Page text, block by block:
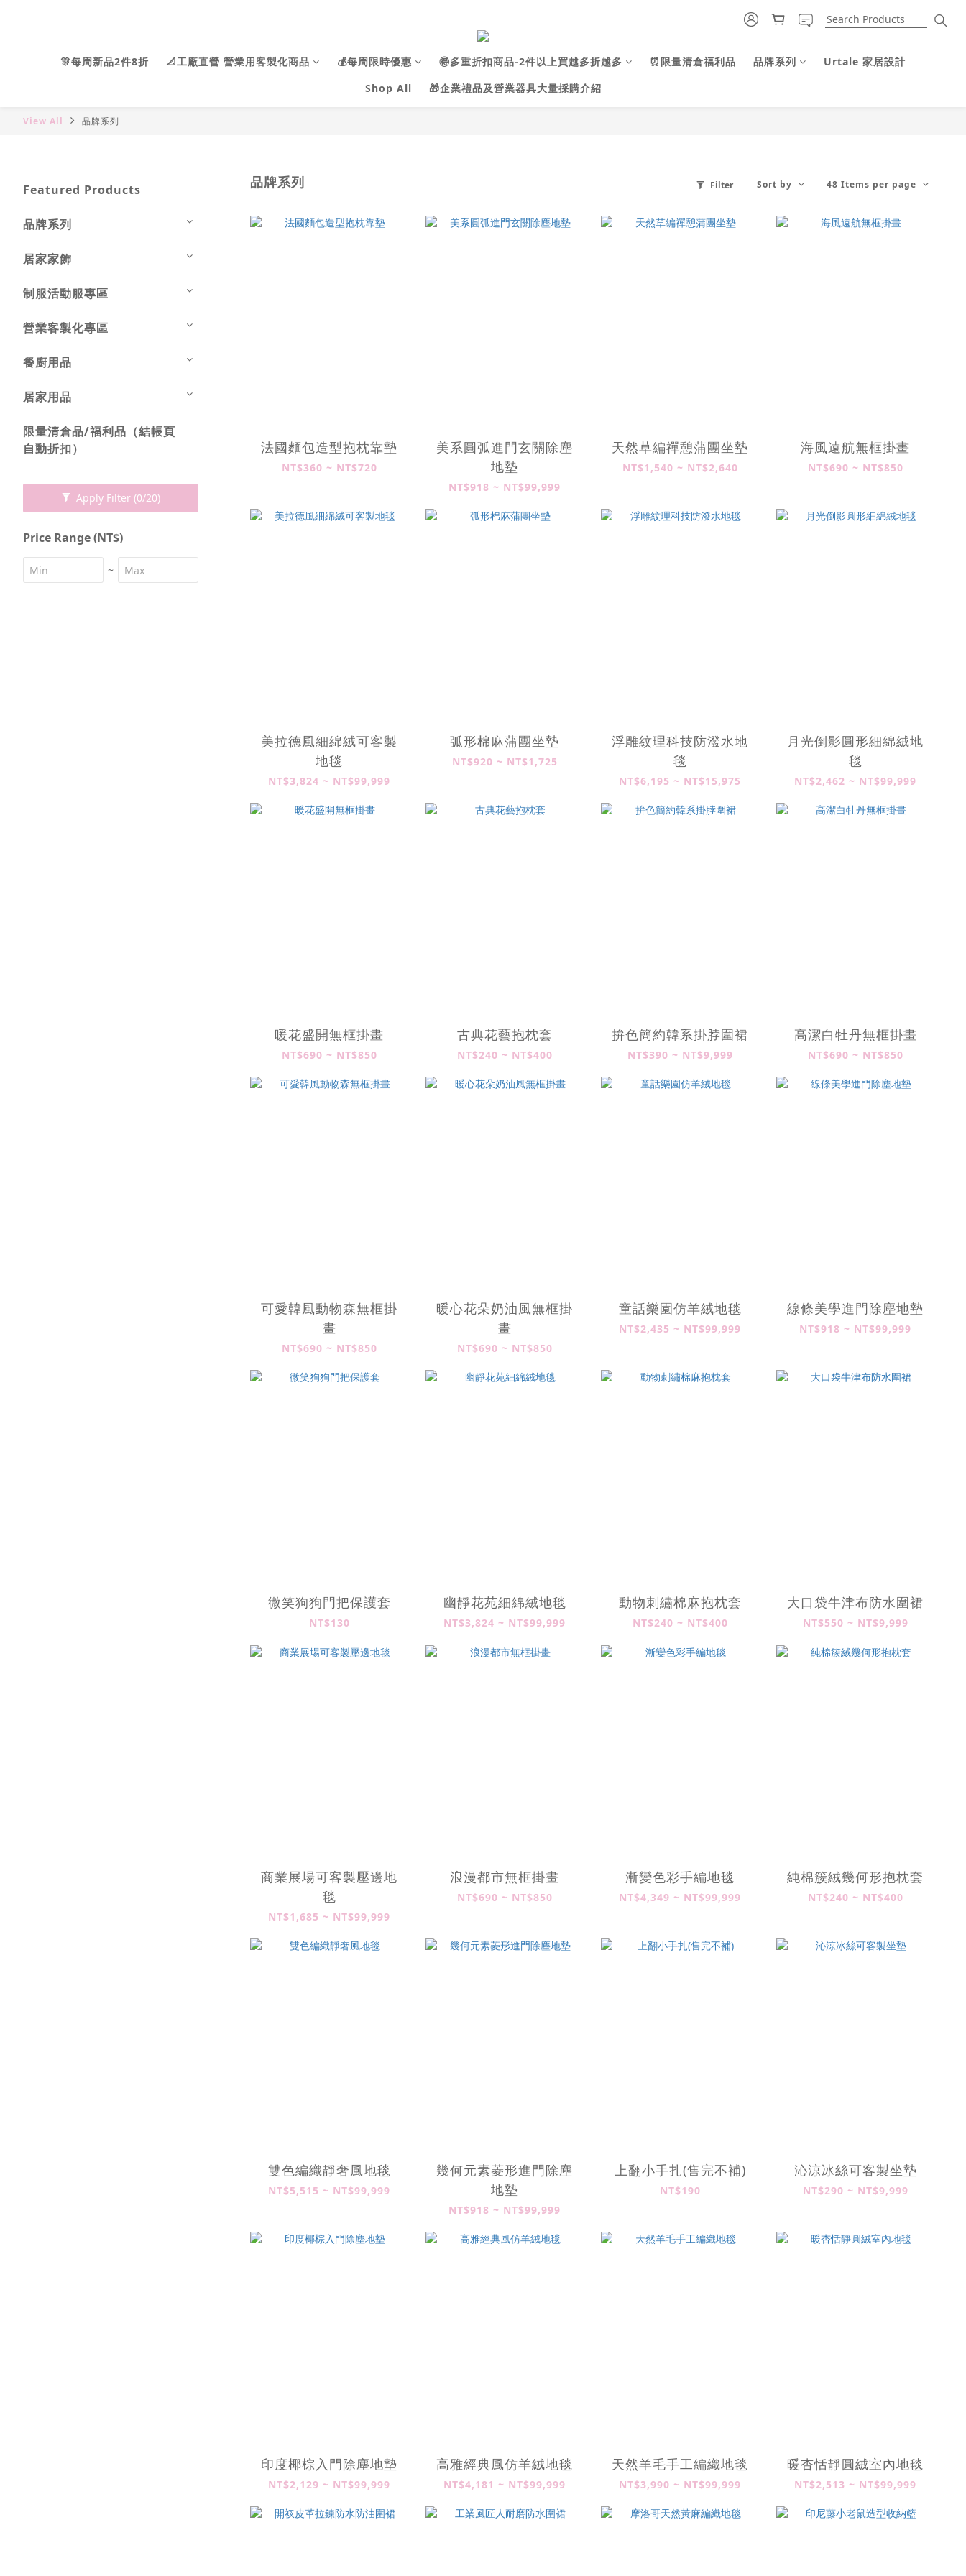
🎊每周新品2件8折 📐工廠直營 營業用客製化商品 💰每周限時優惠 🉐多重折扣商品-2件以上買越多折越多 ⏰限量清倉福利品 品牌系列
Urtale 家居設計
Shop All
🎁企業禮品及營業器具大量採購介紹
View All 品牌系列
Featured Products
品牌系列
居家家飾
制服活動服專區
營業客製化專區
餐廚用品
居家用品
限量清倉品/福利品（結帳頁
自動折扣）
Apply Filter (0/20)
Price Range (NT$)
~
品牌系列 Filter Sort by 48 Items per page
法國麵包造型抱枕靠墊
NT$360 ~ NT$720
美系圓弧進門玄關除塵
地墊
NT$918 ~ NT$99,999
天然草編禪憩蒲團坐墊
NT$1,540 ~ NT$2,640
海風遠航無框掛畫
NT$690 ~ NT$850
美拉德風細綿絨可客製
地毯
NT$3,824 ~ NT$99,999
弧形棉麻蒲團坐墊
NT$920 ~ NT$1,725
浮雕紋理科技防潑水地
毯
NT$6,195 ~ NT$15,975
月光倒影圓形細綿絨地
毯
NT$2,462 ~ NT$99,999
暖花盛開無框掛畫
NT$690 ~ NT$850
古典花藝抱枕套
NT$240 ~ NT$400
拚色簡約韓系掛脖圍裙
NT$390 ~ NT$9,999
高潔白牡丹無框掛畫
NT$690 ~ NT$850
可愛韓風動物森無框掛
畫
NT$690 ~ NT$850
暖心花朵奶油風無框掛
畫
NT$690 ~ NT$850
童話樂園仿羊絨地毯
NT$2,435 ~ NT$99,999
線條美學進門除塵地墊
NT$918 ~ NT$99,999
微笑狗狗門把保護套
NT$130
幽靜花苑細綿絨地毯
NT$3,824 ~ NT$99,999
動物刺繡棉麻抱枕套
NT$240 ~ NT$400
大口袋牛津布防水圍裙
NT$550 ~ NT$9,999
商業展場可客製壓邊地
毯
NT$1,685 ~ NT$99,999
浪漫都市無框掛畫
NT$690 ~ NT$850
漸變色彩手編地毯
NT$4,349 ~ NT$99,999
純棉簇絨幾何形抱枕套
NT$240 ~ NT$400
雙色編織靜奢風地毯
NT$5,515 ~ NT$99,999
幾何元素菱形進門除塵
地墊
NT$918 ~ NT$99,999
上翻小手扎(售完不補)
NT$190
沁涼冰絲可客製坐墊
NT$290 ~ NT$9,999
印度椰棕入門除塵地墊
NT$2,129 ~ NT$99,999
高雅經典風仿羊絨地毯
NT$4,181 ~ NT$99,999
天然羊毛手工編織地毯
NT$3,990 ~ NT$99,999
暖杏恬靜圓絨室內地毯
NT$2,513 ~ NT$99,999